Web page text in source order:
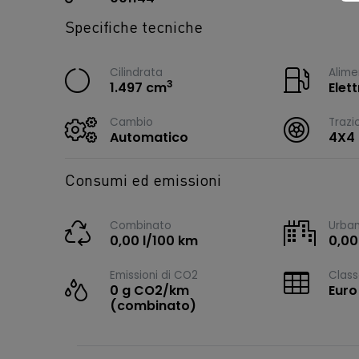
Specifiche tecniche
Cilindrata
1.497 cm3
Cambio
Automatico 4X4
Consumi ed emissioni
Combinato
0,00 l/100 km
Emissioni di CO2
0 g CO2/km
(combinato)